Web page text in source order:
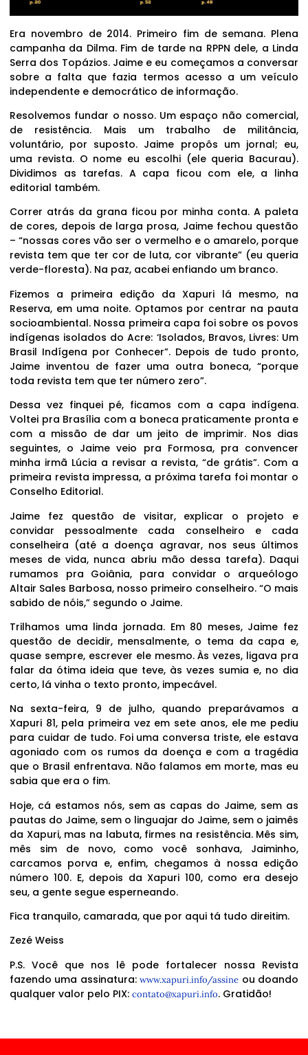
Era novembro de 2014. Primeiro fim de semana. Plena
campanha da Dilma. Fim de tarde na RPPN dele, a Linda
Serra dos Topázios. Jaime e eu começamos a conversar
sobre a falta que fazia termos acesso a um veículo
independente e democrático de informação.
Resolvemos fundar o nosso. Um espaço não comercial,
de resistência. Mais um trabalho de militância,
voluntário, por suposto. Jaime propôs um jornal; eu,
uma revista. O nome eu escolhi (ele queria Bacurau).
Dividimos as tarefas. A capa ficou com ele, a linha
editorial também.
Correr atrás da grana ficou por minha conta. A paleta
de cores, depois de larga prosa, Jaime fechou questão
– “nossas cores vão ser o vermelho e o amarelo, porque
revista tem que ter cor de luta, cor vibrante” (eu queria
verde-floresta). Na paz, acabei enfiando um branco.
Fizemos a primeira edição da Xapuri lá mesmo, na
Reserva, em uma noite. Optamos por centrar na pauta
socioambiental. Nossa primeira capa foi sobre os povos
indígenas isolados do Acre: ‘Isolados, Bravos, Livres: Um
Brasil Indígena por Conhecer”. Depois de tudo pronto,
Jaime inventou de fazer uma outra boneca, “porque
toda revista tem que ter número zero”.
Dessa vez finquei pé, ficamos com a capa indígena.
Voltei pra Brasília com a boneca praticamente pronta e
com a missão de dar um jeito de imprimir. Nos dias
seguintes, o Jaime veio pra Formosa, pra convencer
minha irmã Lúcia a revisar a revista, “de grátis”. Com a
primeira revista impressa, a próxima tarefa foi montar o
Conselho Editorial.
Jaime fez questão de visitar, explicar o projeto e
convidar pessoalmente cada conselheiro e cada
conselheira (até a doença agravar, nos seus últimos
meses de vida, nunca abriu mão dessa tarefa). Daqui
rumamos pra Goiânia, para convidar o arqueólogo
Altair Sales Barbosa, nosso primeiro conselheiro. “O mais
sabido de nóis,” segundo o Jaime.
Trilhamos uma linda jornada. Em 80 meses, Jaime fez
questão de decidir, mensalmente, o tema da capa e,
quase sempre, escrever ele mesmo. Às vezes, ligava pra
falar da ótima ideia que teve, às vezes sumia e, no dia
certo, lá vinha o texto pronto, impecável.
Na sexta-feira, 9 de julho, quando preparávamos a
Xapuri 81, pela primeira vez em sete anos, ele me pediu
para cuidar de tudo. Foi uma conversa triste, ele estava
agoniado com os rumos da doença e com a tragédia
que o Brasil enfrentava. Não falamos em morte, mas eu
sabia que era o fim.
Hoje, cá estamos nós, sem as capas do Jaime, sem as
pautas do Jaime, sem o linguajar do Jaime, sem o jaimês
da Xapuri, mas na labuta, firmes na resistência. Mês sim,
mês sim de novo, como você sonhava, Jaiminho,
carcamos porva e, enfim, chegamos à nossa edição
número 100. E, depois da Xapuri 100, como era desejo
seu, a gente segue esperneando.
Fica tranquilo, camarada, que por aqui tá tudo direitim.
Zezé Weiss
P.S. Você que nos lê pode fortalecer nossa Revista
fazendo uma assinatura:www.xapuri.info/assine ou doando
qualquer valor pelo PIX: contato@xapuri.info. Gratidão!